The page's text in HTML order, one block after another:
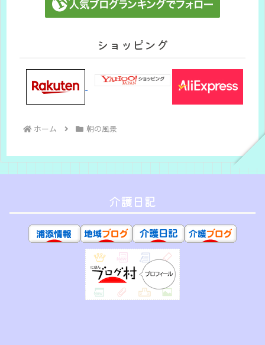
ショッピング
ホーム 朝の風景
介護日記